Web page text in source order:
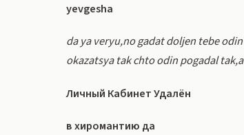
yevgesha
da ya veryu,no gadat doljen tebe
okazatsya tak chto odin pogadal
Личный Кабинет Удалён
в хиромантию да